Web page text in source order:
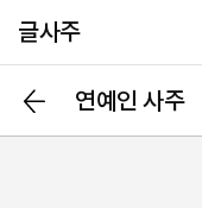
글사주
연예인 사주